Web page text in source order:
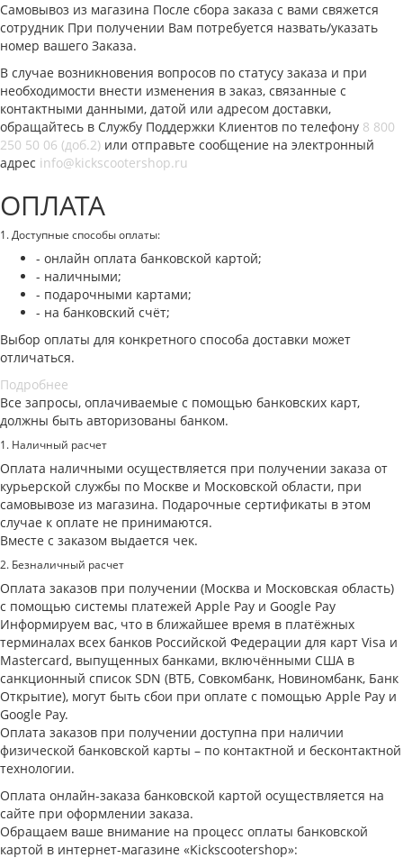
Самовывоз из магазина После сбора заказа с вами свяжется
сотрудник При получении Вам потребуется назвать/указать
номер вашего Заказа.
В случае возникновения вопросов по статусу заказа и при
необходимости внести изменения в заказ, связанные с
контактными данными, датой или адресом доставки,
обращайтесь в Службу Поддержки Клиентов по телефону 8 800
250 50 06 (доб.2) или отправьте сообщение на электронный
адрес info@kickscootershop.ru
ОПЛАТА
1. Доступные способы оплаты:
- онлайн оплата банковской картой;
- наличными;
- подарочными картами;
- на банковский счёт;
Выбор оплаты для конкретного способа доставки может
отличаться.
Подробнее
Все запросы, оплачиваемые с помощью банковских карт,
должны быть авторизованы банком.
1. Наличный расчет
Оплата наличными осуществляется при получении заказа от
курьерской службы по Москве и Московской области, при
самовывозе из магазина. Подарочные сертификаты в этом
случае к оплате не принимаются.
Вместе с заказом выдается чек.
2. Безналичный расчет
Оплата заказов при получении (Москва и Московская область)
с помощью системы платежей Apple Pay и Google Pay
Информируем вас, что в ближайшее время в платёжных
терминалах всех банков Российской Федерации для карт Visa и
Masterсard, выпущенных банками, включёнными США в
санкционный список SDN (ВТБ, Совкомбанк, Новиномбанк, Банк
Открытие), могут быть сбои при оплате с помощью Apple Pay и
Google Pay.
Оплата заказов при получении доступна при наличии
физической банковской карты – по контактной и бесконтактной
технологии.
Оплата онлайн-заказа банковской картой осуществляется на
сайте при оформлении заказа.
Обращаем ваше внимание на процесс оплаты банковской
картой в интернет-магазине «Kickscootershop»: